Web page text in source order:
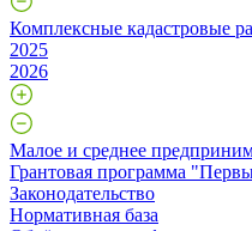
Комплексные кадастровые
2025
2026
Малое и среднее
Грантовая программа
Законодательство
Нормативная база